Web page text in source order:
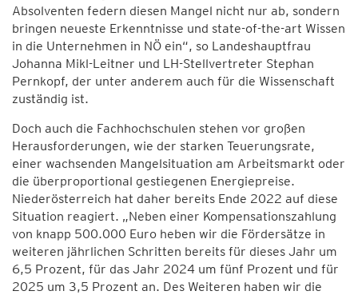
Absolventen federn diesen Mangel nicht nur ab, sondern
bringen neueste Erkenntnisse und state-of-the-art Wissen
in die Unternehmen in NÖ ein“, so Landeshauptfrau
Johanna Mikl-Leitner und LH-Stellvertreter Stephan
Pernkopf, der unter anderem auch für die Wissenschaft
zuständig ist.
Doch auch die Fachhochschulen stehen vor großen
Herausforderungen, wie der starken Teuerungsrate,
einer wachsenden Mangelsituation am Arbeitsmarkt oder
die überproportional gestiegenen Energiepreise.
Niederösterreich hat daher bereits Ende 2022 auf diese
Situation reagiert. „Neben einer Kompensationszahlung
von knapp 500.000 Euro heben wir die Fördersätze in
weiteren jährlichen Schritten bereits für dieses Jahr um
6,5 Prozent, für das Jahr 2024 um fünf Prozent und für
2025 um 3,5 Prozent an. Des Weiteren haben wir die